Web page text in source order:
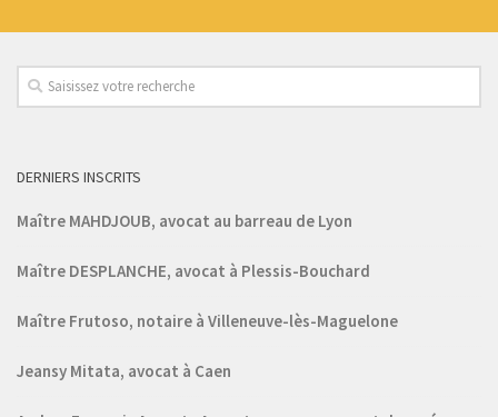
DERNIERS INSCRITS
Maître MAHDJOUB, avocat au barreau de Lyon
Maître DESPLANCHE, avocat à Plessis-Bouchard
Maître Frutoso, notaire à Villeneuve-lès-Maguelone
Jeansy Mitata, avocat à Caen